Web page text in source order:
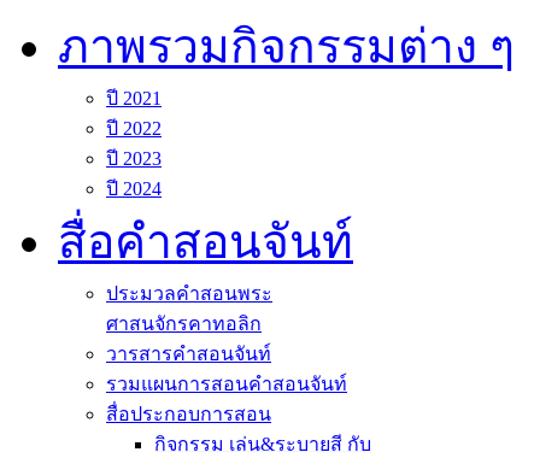
ภาพรวมกิจกรรมต่าง ๆ
ปี 2021
ปี 2022
ปี 2023
ปี 2024
สื่อคำสอนจันท์
ประมวลคำสอนพระ
ศาสนจักรคาทอลิก
วารสารคำสอนจันท์
รวมแผนการสอนคำสอนจันท์
สื่อประกอบการสอน
กิจกรรม เล่น&ระบายสี กับ